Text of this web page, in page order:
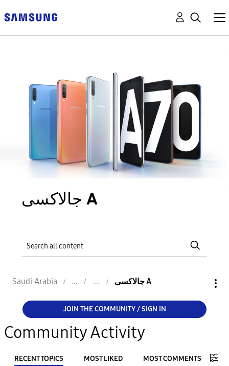
جالاكسى A
Saudi Arabia جالاكسى A
JOIN THE COMMUNITY / SIGN IN
Community Activity
RECENT TOPICS MOST LIKED
MOST COMMENTS